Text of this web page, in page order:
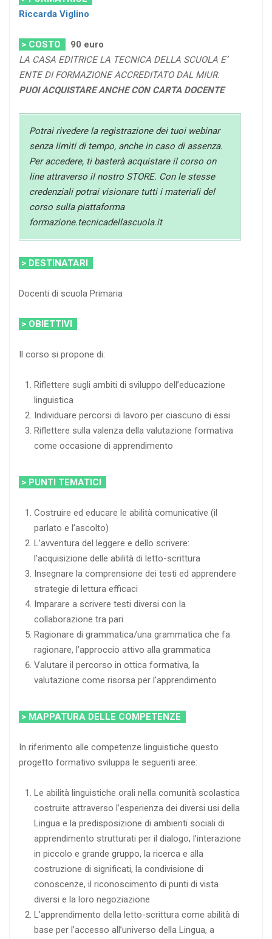
Riccarda Viglino
> COSTO 90 euro
LA CASA EDITRICE LA TECNICA DELLA SCUOLA E’
ENTE DI FORMAZIONE ACCREDITATO DAL MIUR.
PUOI ACQUISTARE ANCHE CON CARTA DOCENTE
Potrai rivedere la registrazione dei tuoi webinar
senza limiti di tempo, anche in caso di assenza.
Per accedere, ti basterà acquistare il corso on
line attraverso il nostro STORE. Con le stesse
credenziali potrai visionare tutti i materiali del
corso sulla piattaforma
formazione.tecnicadellascuola.it
> DESTINATARI
Docenti di scuola Primaria
> OBIETTIVI
Il corso si propone di:
Riflettere sugli ambiti di sviluppo dell’educazione
linguistica
Individuare percorsi di lavoro per ciascuno di essi
Riflettere sulla valenza della valutazione formativa
come occasione di apprendimento
> PUNTI TEMATICI
Costruire ed educare le abilità comunicative (il
parlato e l’ascolto)
L’avventura del leggere e dello scrivere:
l’acquisizione delle abilità di letto-scrittura
Insegnare la comprensione dei testi ed apprendere
strategie di lettura efficaci
Imparare a scrivere testi diversi con la
collaborazione tra pari
Ragionare di grammatica/una grammatica che fa
ragionare, l’approccio attivo alla grammatica
Valutare il percorso in ottica formativa, la
valutazione come risorsa per l’apprendimento
> MAPPATURA DELLE COMPETENZE
In riferimento alle competenze linguistiche questo
progetto formativo sviluppa le seguenti aree:
Le abilità linguistiche orali nella comunità scolastica
costruite attraverso l’esperienza dei diversi usi della
Lingua e la predisposizione di ambienti sociali di
apprendimento strutturati per il dialogo, l’interazione
in piccolo e grande gruppo, la ricerca e alla
costruzione di significati, la condivisione di
conoscenze, il riconoscimento di punti di vista
diversi e la loro negoziazione
L’apprendimento della letto-scrittura come abilità di
base per l’accesso all’universo della Lingua, a